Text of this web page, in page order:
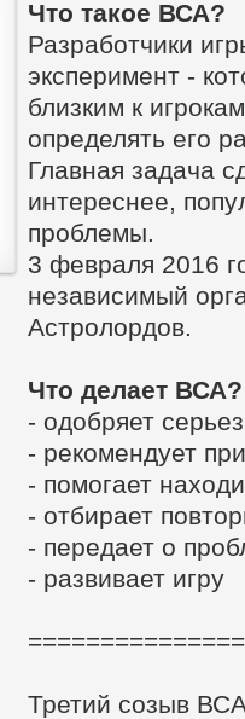
Что такое ВСА?
Разработчики
эксперимент -
близким к
определять его
Главная задача
интереснее,
проблемы.
3 февраля 2016
независимый
Астролордов.
Что делает ВСА?
- одобряет
- рекомендует
- помогает
- отбирает
- передает о
- развивает игру
Третий созыв